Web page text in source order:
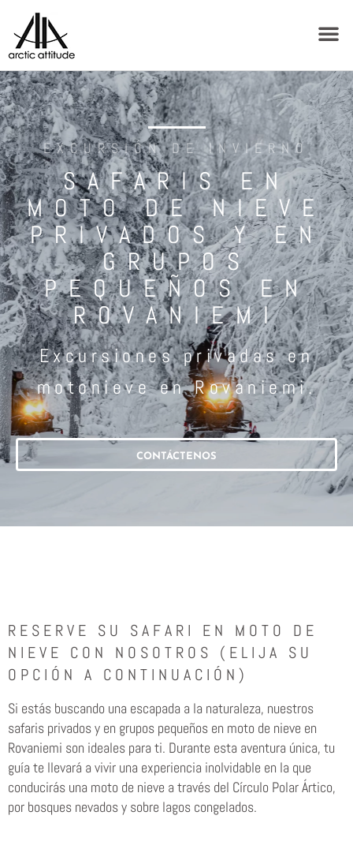
EXCURSIÓN DE INVIERNO
SAFARIS EN
MOTO DE NIEVE
PRIVADOS Y EN
GRUPOS
PEQUEÑOS EN
ROVANIEMI
Excursiones privadas en
motonieve en Rovaniemi.
CONTÁCTENOS
RESERVE SU SAFARI EN MOTO DE
NIEVE CON NOSOTROS (ELIJA SU
OPCIÓN A CONTINUACIÓN)
Si estás buscando una escapada a la naturaleza, nuestros
safaris privados y en grupos pequeños en moto de nieve en
Rovaniemi son ideales para ti. Durante esta aventura única, tu
guía te llevará a vivir una experiencia inolvidable en la que
conducirás una moto de nieve a través del Círculo Polar Ártico,
por bosques nevados y sobre lagos congelados.